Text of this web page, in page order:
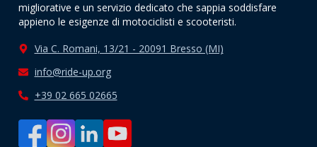
migliorative e un servizio dedicato che sappia soddisfare
appieno le esigenze di motociclisti e scooteristi.
Via C. Romani, 13/21 - 20091 Bresso (MI)
info@ride-up.org
+39 02 665 02665